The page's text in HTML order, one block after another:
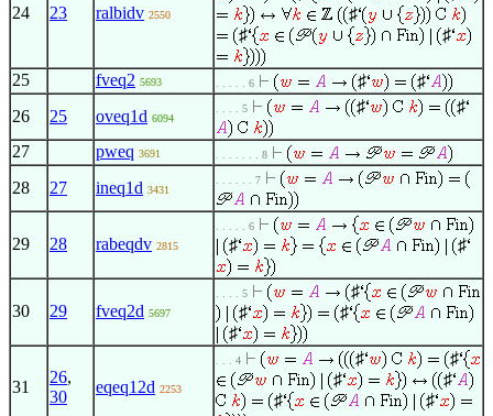
24 23 ralbidv 2550
♯
♯
♯
25 fveq2 5693 . . . . . 6 ♯
♯
26
25 oveq1d 6094
. . . . 5 ♯ ♯
27 pweq 3691 . . . . . . . 8
28 27 ineq1d 3431
. . . . . . 7
29 28 rabeqdv 2815
. . . . . 6
♯ ♯
30 29 fveq2d 5697
. . . . 5
♯
♯
♯
♯
31
26,
30
eqeq12d 2253
. . . 4 ♯
♯
♯
♯
♯
♯